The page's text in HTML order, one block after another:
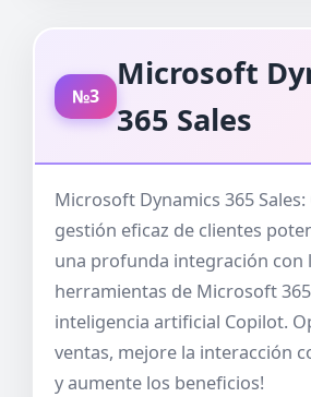
№3
Microsoft
365 Sales
Microsoft Dynamics 365 Sales:
gestión eficaz de clientes
una profunda integración con
herramientas de Microsoft
inteligencia artificial Copilot.
ventas, mejore la interacción
y aumente los beneficios!